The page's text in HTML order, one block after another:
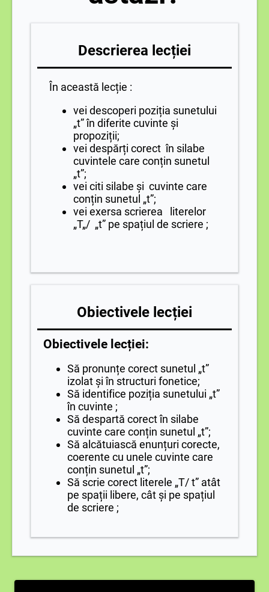
Descrierea lecției
În această lecție :
vei descoperi poziția sunetului
„t” în diferite cuvinte și
propoziții;
vei despărți corect în silabe
cuvintele care conțin sunetul
„t”;
vei citi silabe și cuvinte care
conțin sunetul „t”;
vei exersa scrierea literelor
„T„/ „t” pe spațiul de scriere ;
Obiectivele lecției
Obiectivele lecției:
Să pronunțe corect sunetul „t”
izolat și în structuri fonetice;
Să identifice poziția sunetului „t”
în cuvinte ;
Să despartă corect în silabe
cuvinte care conțin sunetul „t”;
Să alcătuiască enunțuri corecte,
coerente cu unele cuvinte care
conțin sunetul „t”;
Să scrie corect literele „T/ t” atât
pe spații libere, cât și pe spațiul
de scriere ;